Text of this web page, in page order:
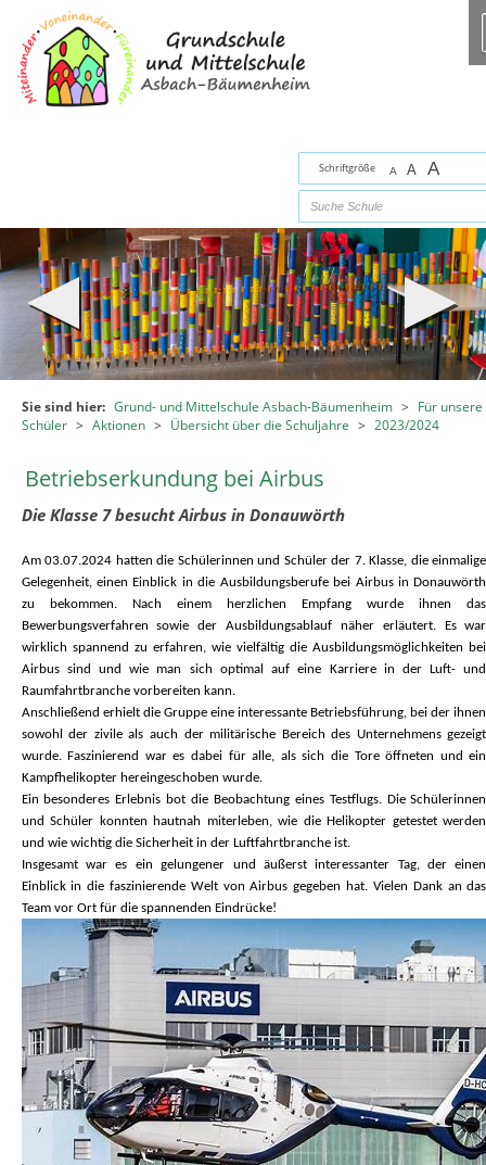
Zum Inhalt,
Schriftgröße A A A
Sie sind hier: Grund- und Mittelschule Asbach-Bäumenheim >
Für unsere
Schüler > Aktionen > Übersicht über die Schuljahre > 2023/2024
Betriebserkundung bei Airbus
Die Klasse 7 besucht Airbus in Donauwörth
Am 03.07.2024 hatten die Schülerinnen und Schüler der 7. Klasse, die einmalige
Gelegenheit, einen Einblick in die Ausbildungsberufe bei Airbus in Donauwörth
zu bekommen. Nach einem herzlichen Empfang wurde ihnen das
Bewerbungsverfahren sowie der Ausbildungsablauf näher erläutert. Es war
wirklich spannend zu erfahren, wie vielfältig die Ausbildungsmöglichkeiten bei
Airbus sind und wie man sich optimal auf eine Karriere in der Luft- und
Raumfahrtbranche vorbereiten kann.
Anschließend erhielt die Gruppe eine interessante Betriebsführung, bei der ihnen
sowohl der zivile als auch der militärische Bereich des Unternehmens gezeigt
wurde. Faszinierend war es dabei für alle, als sich die Tore öffneten und ein
Kampfhelikopter hereingeschoben wurde.
Ein besonderes Erlebnis bot die Beobachtung eines Testflugs. Die Schülerinnen
und Schüler konnten hautnah miterleben, wie die Helikopter getestet werden
und wie wichtig die Sicherheit in der Luftfahrtbranche ist.
Insgesamt war es ein gelungener und äußerst interessanter Tag, der einen
Einblick in die faszinierende Welt von Airbus gegeben hat. Vielen Dank an das
Team vor Ort für die spannenden Eindrücke!